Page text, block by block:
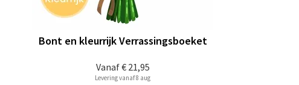
Vanaf€ 21,95
Bont en kleurrijk Verrassingsboeket
Levering vanaf 8 aug